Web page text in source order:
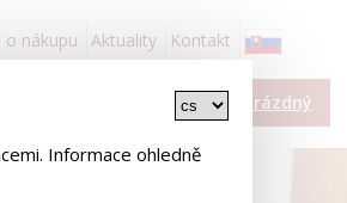
o nákupu Aktuality Kontakt
Košík je prázdný
Informace ohledně